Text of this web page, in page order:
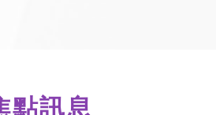
點訊息